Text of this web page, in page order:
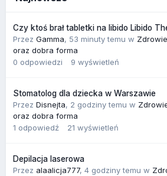
Czy ktoś brał tabletki na libido Libido
Przez Gamma, 53 minuty temu w
oraz dobra forma
0 odpowiedzi 9 wyświetleń
Stomatolog dla dziecka w Warszawie
Przez Disnejta, 2 godziny temu w
oraz dobra forma
1 odpowiedź 21 wyświetleń
Depilacja laserowa
Przez alaalicja777, 4 godziny temu w